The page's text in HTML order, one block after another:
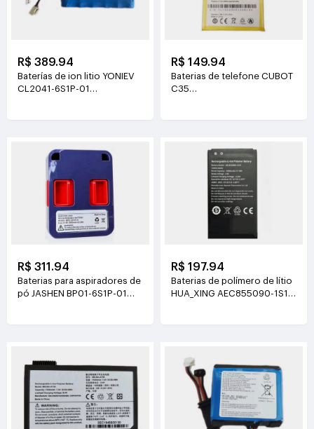
R$ 389.94
Baterías de ion litio YONIEV
CL2041-6S1P-01
R$ 149.94
Baterias de telefone CUBOT
C35
R$ 311.94
Baterias para aspiradores de
pó JASHEN BP01-6S1P-01
R$ 197.94
Baterias de polímero de lítio
HUA_XING AEC855090-1S1P